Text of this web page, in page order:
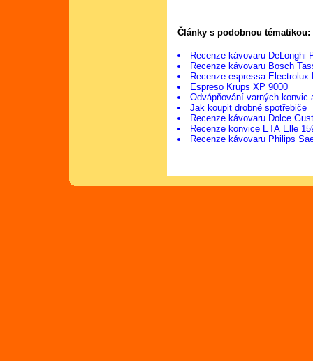
Články s podobnou tématikou:
Recenze kávovaru DeLonghi
Recenze kávovaru Bosch
Recenze espressa Electrolux
Espreso Krups XP 9000
Odvápňování varných konvic
Jak koupit drobné spotřebiče
Recenze kávovaru Dolce
Recenze konvice ETA Elle
Recenze kávovaru Philips